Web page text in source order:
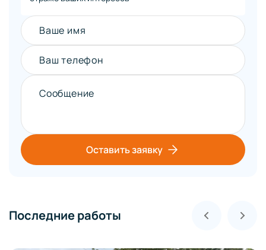
Ваше имя
Ваш телефон
Сообщение
Оставить заявку
Последние работы